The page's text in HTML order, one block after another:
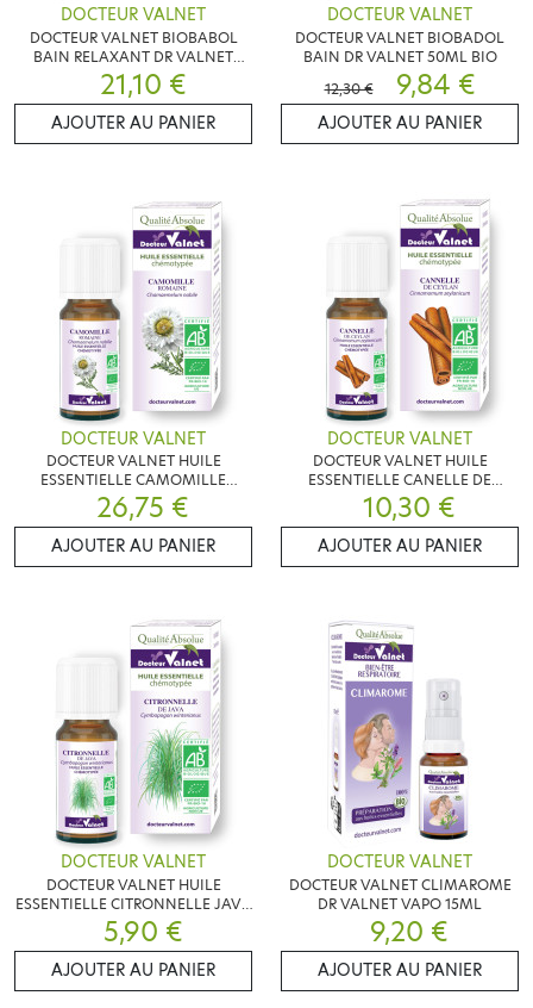
DOCTEUR VALNET
DOCTEUR VALNET BIOBABOL
BAIN RELAXANT DR VALNET
100ML BIO
21,10 €
AJOUTER AU PANIER
DOCTEUR VALNET
DOCTEUR VALNET BIOBADOL
BAIN DR VALNET 50ML BIO
12,30 €
9,84 €
AJOUTER AU PANIER
DOCTEUR VALNET
DOCTEUR VALNET HUILE
ESSENTIELLE CAMOMILLE
ROMAINE 5ML BIO
26,75 €
AJOUTER AU PANIER
DOCTEUR VALNET
DOCTEUR VALNET HUILE
ESSENTIELLE CANELLE DE
CEYLAN 5ML BIO
10,30 €
AJOUTER AU PANIER
DOCTEUR VALNET
DOCTEUR VALNET HUILE
ESSENTIELLE CITRONNELLE JAVA
10ML BIO
5,90 €
AJOUTER AU PANIER
DOCTEUR VALNET
DOCTEUR VALNET CLIMAROME
DR VALNET VAPO 15ML
9,20 €
AJOUTER AU PANIER